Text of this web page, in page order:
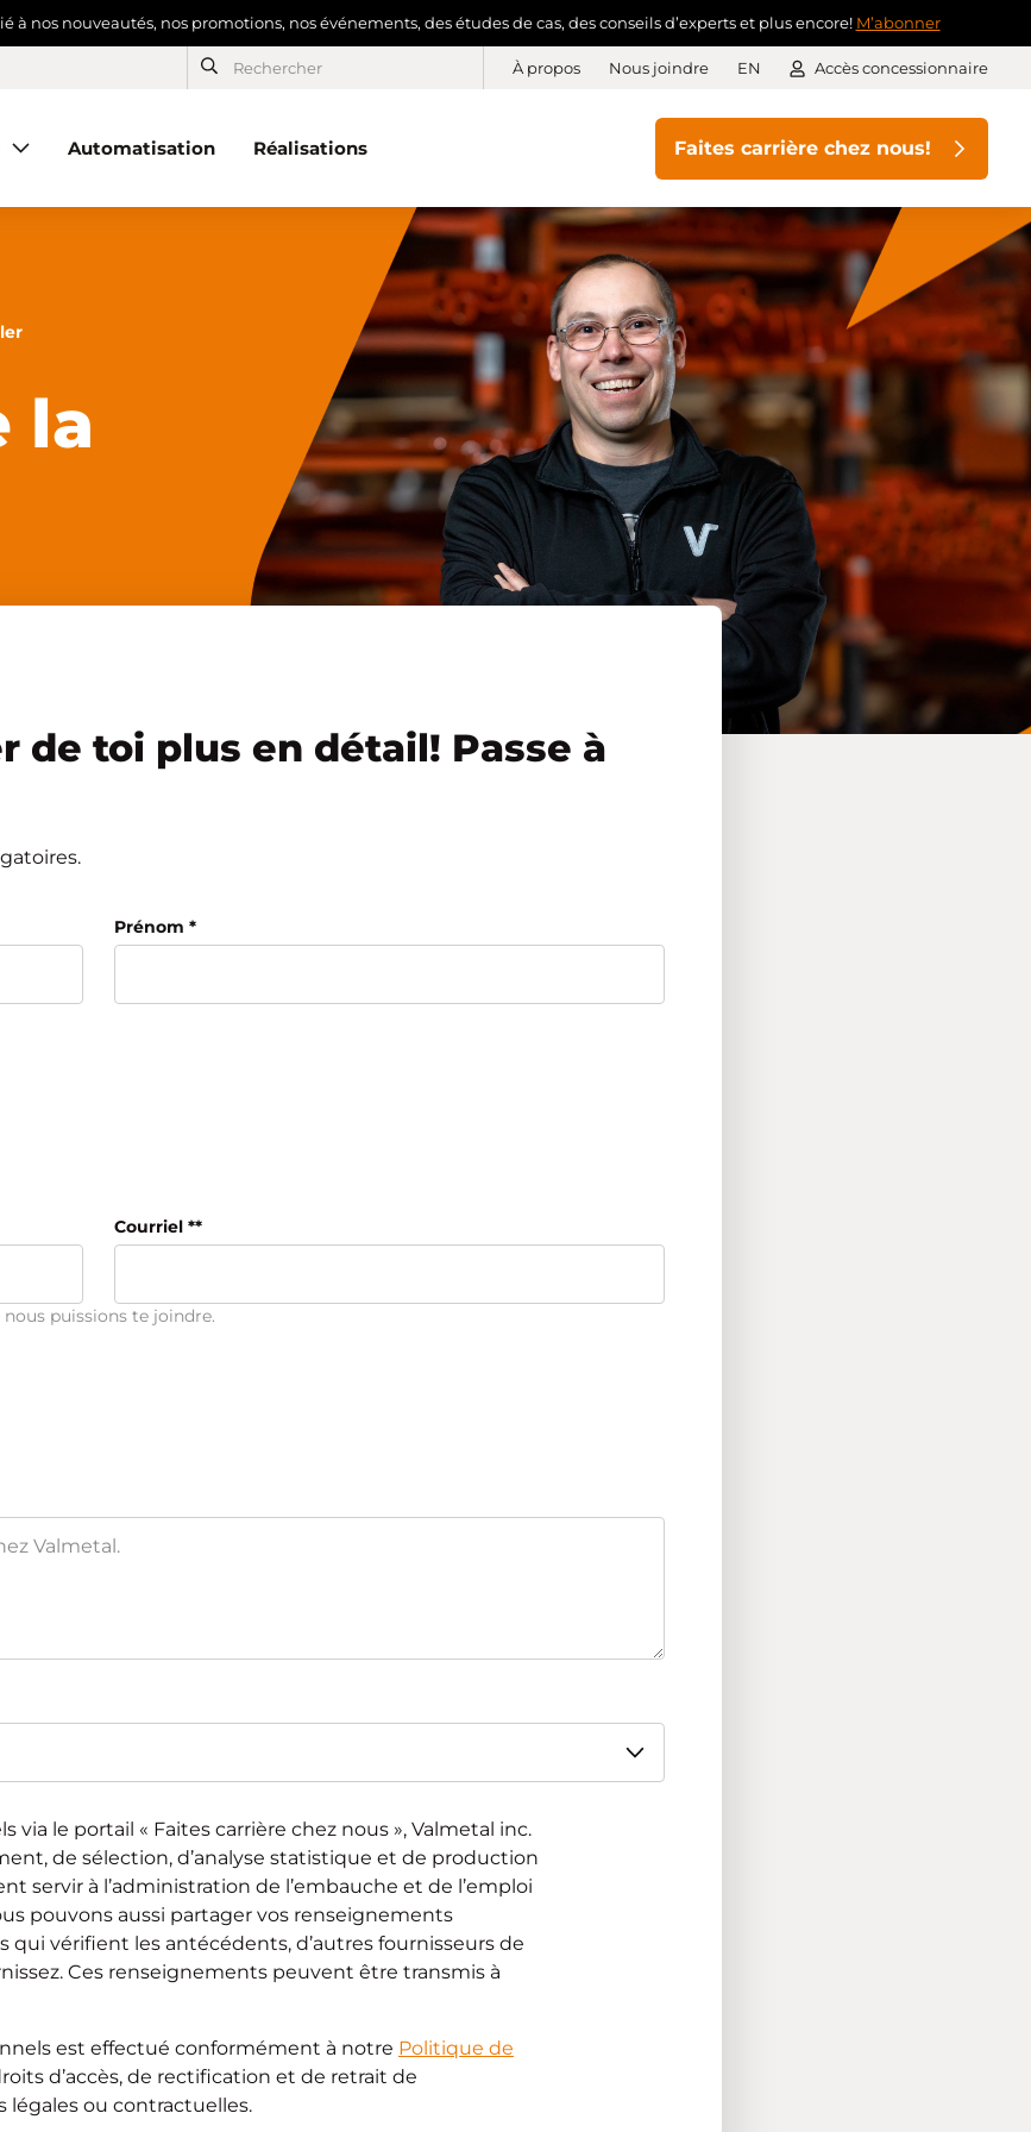
à nos nouveautés, nos promotions, nos événements, des études de cas, des conseils d’experts et plus encore! M’abonner
À propos Nous joindre Accès concessionnaire
EN
Automatisation Réalisations Faites carrière chez nous!
la
de toi plus en détail! Passe à
Prénom *
Courriel **
puissions te joindre.
le portail « Faites carrière chez nous », Valmetal inc.
de sélection, d’analyse statistique et de production
servir à l’administration de l’embauche et de l’emploi
pouvons aussi partager vos renseignements
qui vérifient les antécédents, d’autres fournisseurs de
Ces renseignements peuvent être transmis à
est effectué conformément à notre Politique de
d’accès, de rectification et de retrait de
légales ou contractuelles.